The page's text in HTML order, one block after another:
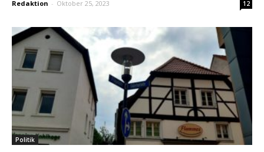
Redaktion - Oktober 25, 2023 12
Politik